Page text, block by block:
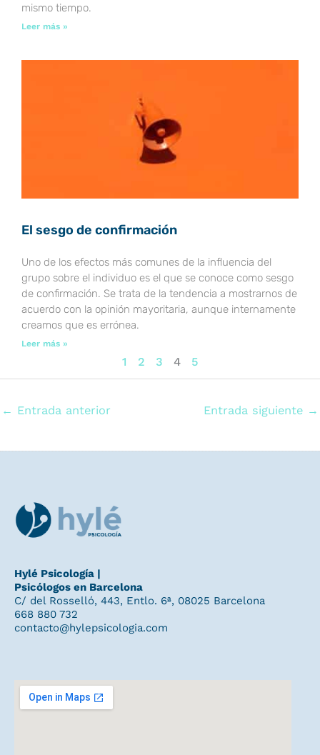
mismo tiempo.
Leer más »
El sesgo de confirmación
Uno de los efectos más comunes de la influencia del
grupo sobre el individuo es el que se conoce como sesgo
de confirmación. Se trata de la tendencia a mostrarnos de
acuerdo con la opinión mayoritaria, aunque internamente
creamos que es errónea.
Leer más »
1 2 3 4 5
← Entrada anterior Entrada siguiente →
Hylé Psicología |
Psicólogos en Barcelona
C/ del Rosselló, 443, Entlo. 6ª, 08025 Barcelona
668 880 732
contacto@hylepsicologia.com